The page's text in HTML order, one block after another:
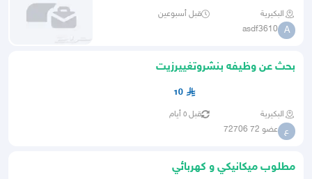
البكيرية قبل أسبوعين
A
asdf3610
بحث عن وظيفه بنشروتغييرزيت
10
البكيرية قبل ٥ أيام
ع عضو 72 72706
مطلوب ميكانيكي و كهربائي